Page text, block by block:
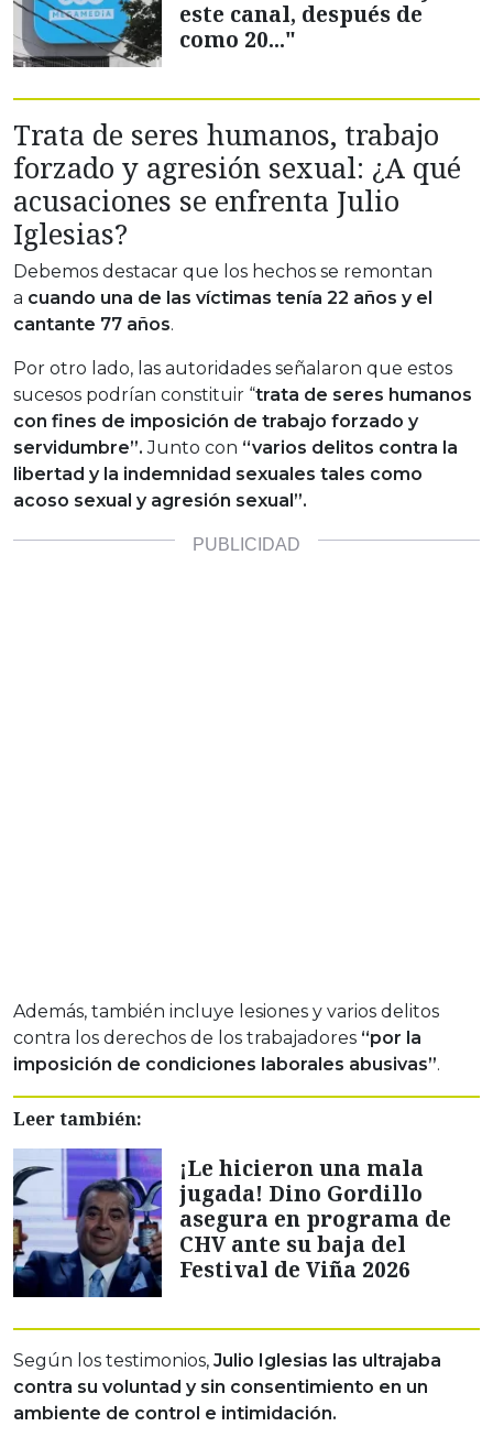
este canal, después de
como 20..."
Trata de seres humanos, trabajo
forzado y agresión sexual: ¿A qué
acusaciones se enfrenta Julio
Iglesias?
Debemos destacar que los hechos se remontan
a cuando una de las víctimas tenía 22 años y el
cantante 77 años.
Por otro lado, las autoridades señalaron que estos
sucesos podrían constituir “trata de seres humanos
con fines de imposición de trabajo forzado y
servidumbre”. Junto con “varios delitos contra la
libertad y la indemnidad sexuales tales como
acoso sexual y agresión sexual”.
Además, también incluye lesiones y varios delitos
contra los derechos de los trabajadores “por la
imposición de condiciones laborales abusivas”.
Leer también:
¡Le hicieron una mala
jugada! Dino Gordillo
asegura en programa de
CHV ante su baja del
Festival de Viña 2026
Según los testimonios, Julio Iglesias las ultrajaba
contra su voluntad y sin consentimiento en un
ambiente de control e intimidación.